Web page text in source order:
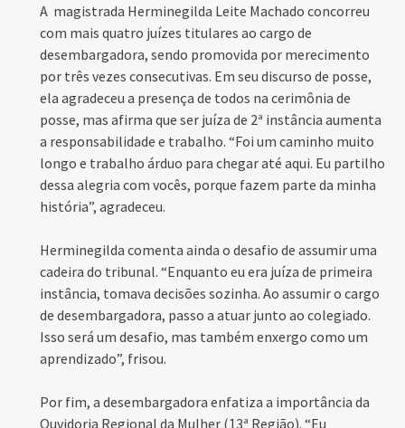
A magistrada Herminegilda Leite Machado concorreu
com mais quatro juízes titulares ao cargo de
desembargadora, sendo promovida por merecimento
por três vezes consecutivas. Em seu discurso de posse,
ela agradeceu a presença de todos na cerimônia de
posse, mas afirma que ser juíza de 2ª instância aumenta
a responsabilidade e trabalho. “Foi um caminho muito
longo e trabalho árduo para chegar até aqui. Eu partilho
dessa alegria com vocês, porque fazem parte da minha
história”, agradeceu.
Herminegilda comenta ainda o desafio de assumir uma
cadeira do tribunal. “Enquanto eu era juíza de primeira
instância, tomava decisões sozinha. Ao assumir o cargo
de desembargadora, passo a atuar junto ao colegiado.
Isso será um desafio, mas também enxergo como um
aprendizado”, frisou.
Por fim, a desembargadora enfatiza a importância da
Ouvidoria Regional da Mulher (13ª Região). “Eu